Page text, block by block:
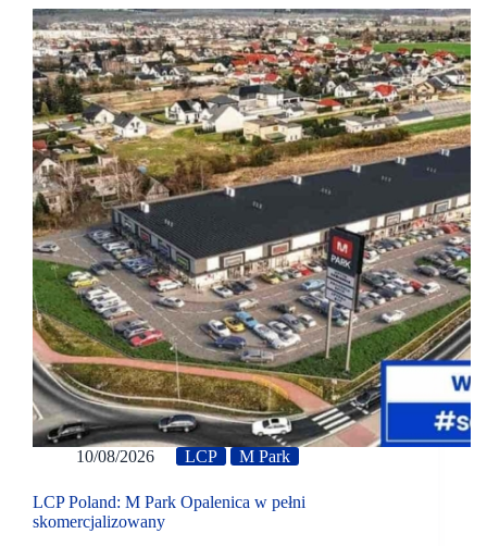
10/08/2026 LCP M Park
LCP Poland: M Park Opalenica w pełni
skomercjalizowany